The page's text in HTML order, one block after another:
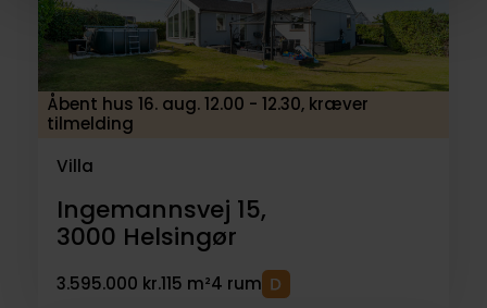
Åbent hus 16. aug. 12.00 - 12.30, kræver
tilmelding
Villa
Ingemannsvej 15,
3000 Helsingør
3.595.000 kr.115 m²4 rum